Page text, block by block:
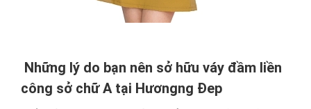
Những lý do bạn nên sở hữu váy đầm liền
công sở chữ A tại Hươngng Đep